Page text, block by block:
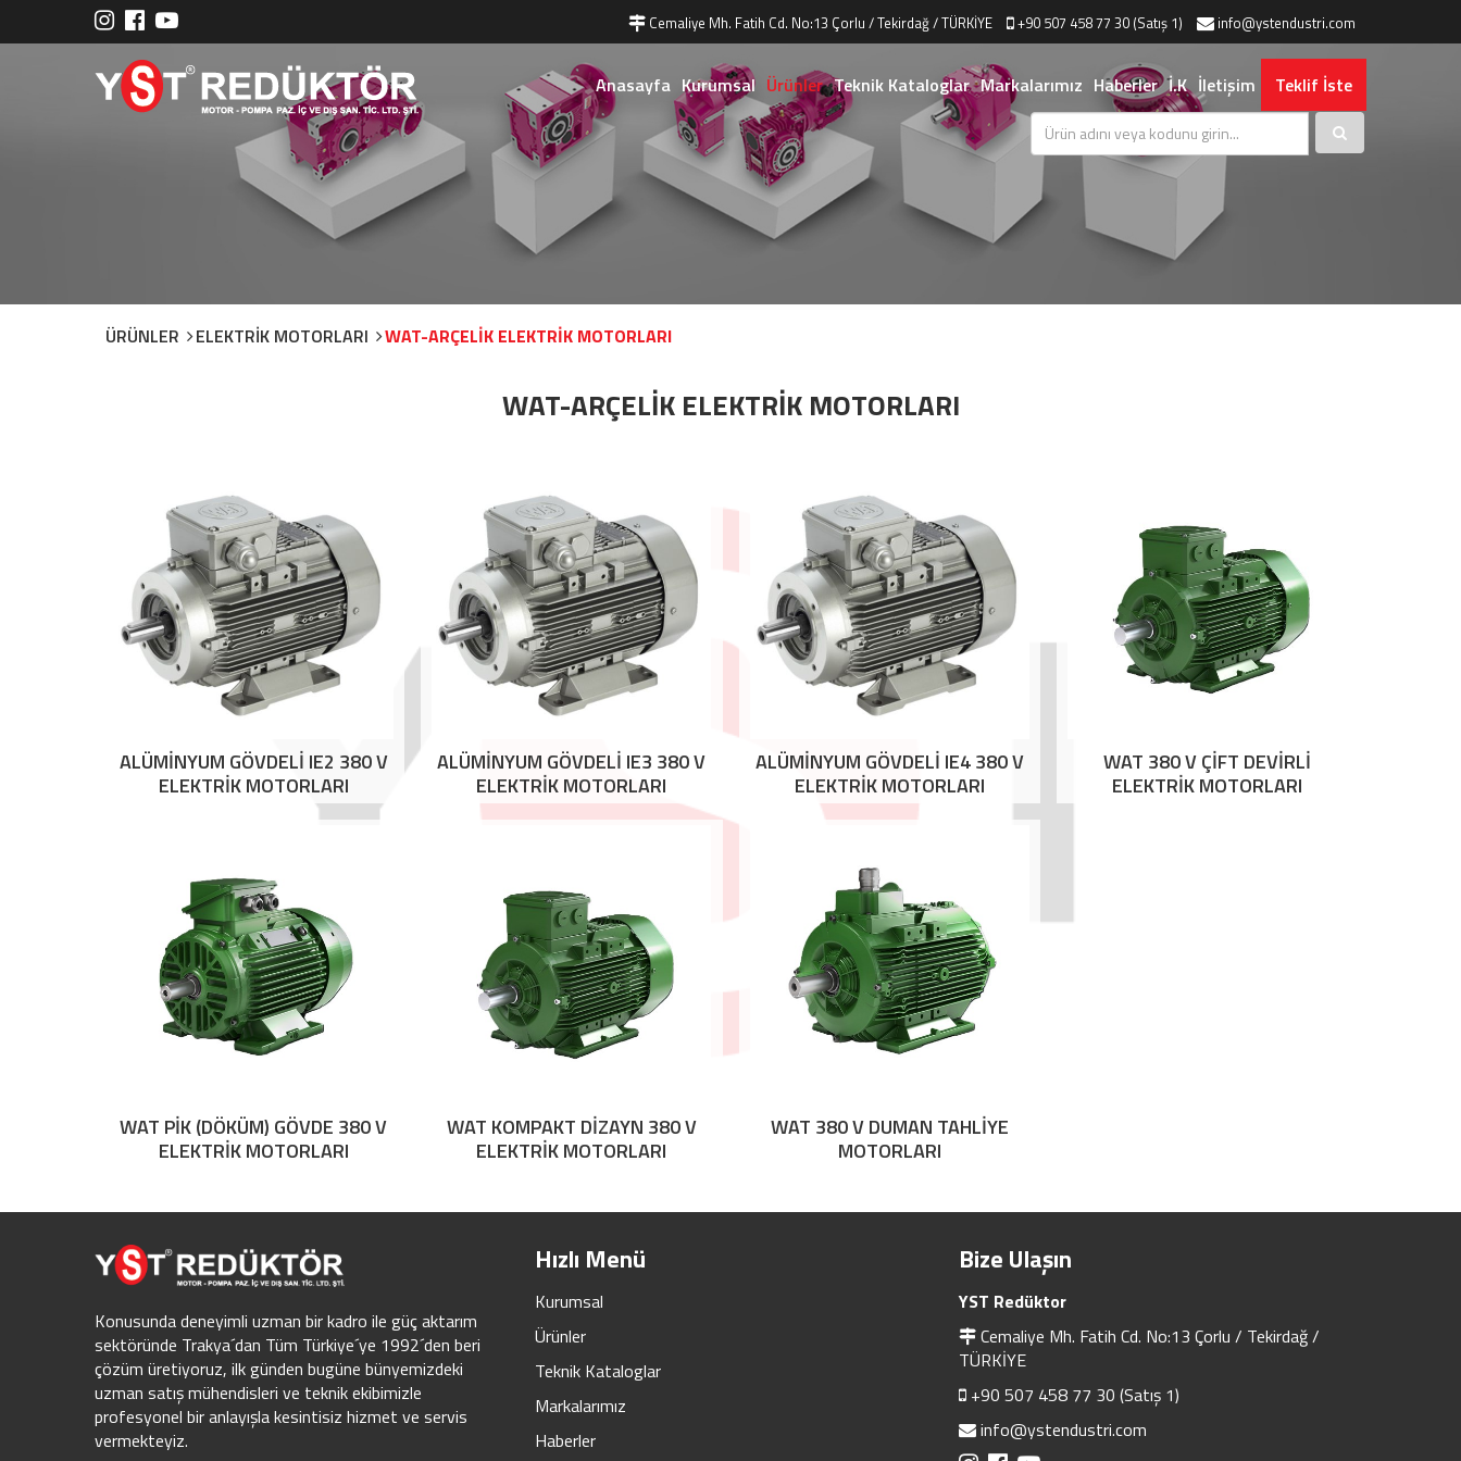
Cemaliye Mh. Fatih Cd. No:13 Çorlu / Tekirdağ / TÜRKİYE +90 507 458 77 30 (Satış 1) info@ystendustri.com
Anasayfa Kurumsal Ürünler Teknik Kataloglar Markalarımız Haberler İ.K İletişim Teklif İste
ÜRÜNLER ELEKTRİK MOTORLARI WAT-ARÇELİK ELEKTRİK MOTORLARI
WAT-ARÇELİK ELEKTRİK MOTORLARI
ALÜMİNYUM GÖVDELİ IE2 380 V
ELEKTRİK MOTORLARI
ALÜMİNYUM GÖVDELİ IE3 380 V
ELEKTRİK MOTORLARI
ALÜMİNYUM GÖVDELİ IE4 380 V
ELEKTRİK MOTORLARI
WAT 380 V ÇİFT DEVİRLİ
ELEKTRİK MOTORLARI
WAT PİK (DÖKÜM) GÖVDE 380 V
ELEKTRİK MOTORLARI
WAT KOMPAKT DİZAYN 380 V
ELEKTRİK MOTORLARI
WAT 380 V DUMAN TAHLİYE
MOTORLARI
Konusunda deneyimli uzman bir kadro ile güç aktarım
sektöründe Trakya´dan Tüm Türkiye´ye 1992´den beri
çözüm üretiyoruz, ilk günden bugüne bünyemizdeki
uzman satış mühendisleri ve teknik ekibimizle
profesyonel bir anlayışla kesintisiz hizmet ve servis
vermekteyiz.
Hızlı Menü
Kurumsal
Ürünler
Teknik Kataloglar
Markalarımız
Haberler
Bize Ulaşın
YST Redüktor
Cemaliye Mh. Fatih Cd. No:13 Çorlu / Tekirdağ /
TÜRKİYE
+90 507 458 77 30 (Satış 1)
info@ystendustri.com